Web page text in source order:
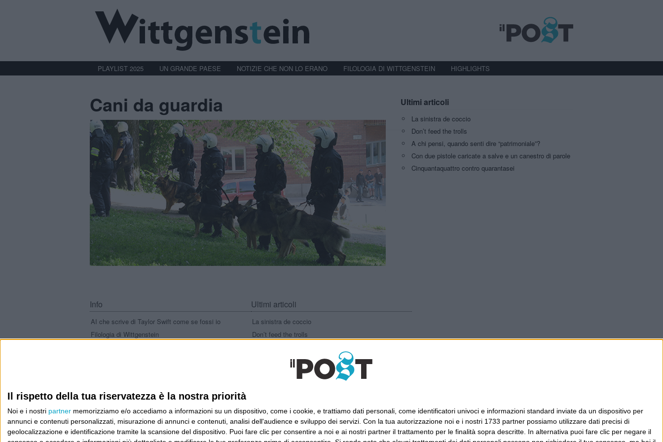
Il rispetto della tua riservatezza è la nostra priorità
Noi e i nostri partner memorizziamo e/o accediamo a informazioni su un dispositivo, come i cookie, e trattiamo dati personali, come identificatori univoci e informazioni standard inviate da un dispositivo per
annunci e contenuti personalizzati, misurazione di annunci e contenuti, analisi dell'audience e sviluppo dei servizi. Con la tua autorizzazione noi e i nostri 1733 partner possiamo utilizzare dati precisi di
geolocalizzazione e identificazione tramite la scansione del dispositivo. Puoi fare clic per consentire a noi e ai nostri partner il trattamento per le finalità sopra descritte. In alternativa puoi fare clic per negare il
PLAYLIST 2025 UN GRANDE PAESE NOTIZIE CHE NON LO ERANO FILOLOGIA DI WITTGENSTEIN HIGHLIGHTS
Cani da guardia Ultimi articoli
La sinistra de coccio
Don’t feed the trolls
A chi pensi, quando senti dire “patrimoniale”?
Con due pistole caricate a salve e un canestro di parole
Cinquantaquattro contro quarantasei
Info
AI che scrive di Taylor Swift come se fossi io
Filologia di Wittgenstein
Ultimi articoli
La sinistra de coccio
Don’t feed the trolls
Con due pistole caricate a salve e un canestro di
Cinquantaquattro contro quarantasei
Wittgenstein © 2026 All Rights Reserved